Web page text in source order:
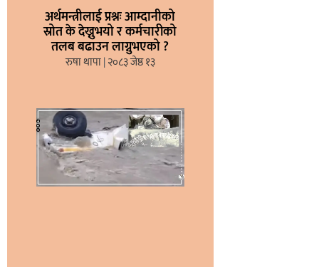
अर्थमन्त्रीलाई प्रश्नः आम्दानीको
स्रोत के देख्नुभयो र कर्मचारीको
तलब बढाउन लाग्नुभएको ?
रुषा थापा २०८३ जेष्ठ १३